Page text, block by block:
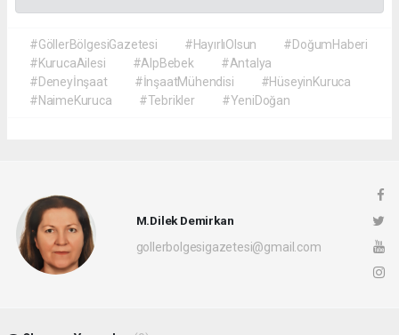
#GöllerBölgesiGazetesi #HayırlıOlsun
#DoğumHaberi
#KurucaAilesi
#AlpBebek
#Antalya
#Deneyİnşaat
#İnşaatMühendisi
#HüseyinKuruca
#NaimeKuruca
#Tebrikler #YeniDoğan
M.Dilek Demirkan
gollerbolgesigazetesi@gmail.com